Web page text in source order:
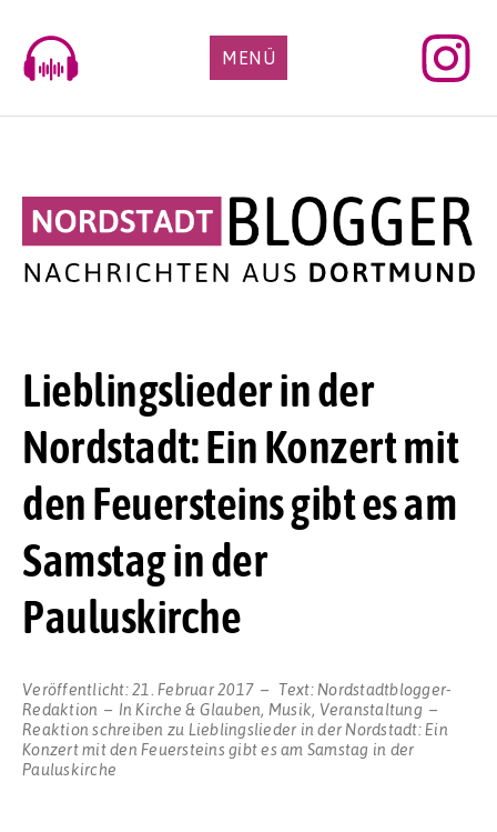
content
MENÜ
Lieblingslieder in der
Nordstadt: Ein Konzert mit
den Feuersteins gibt es am
Samstag in der
Pauluskirche
Veröffentlicht:21. Februar 2017 Text: Nordstadtblogger-
Redaktion
InKirche & Glauben, Musik, Veranstaltung
Reaktion schreiben zu Lieblingslieder in der Nordstadt: Ein
Konzert mit den Feuersteins gibt es am Samstag in der
Pauluskirche